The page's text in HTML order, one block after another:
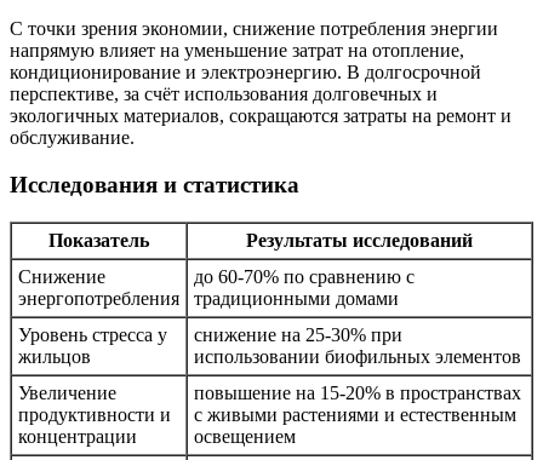
С точки зрения экономии, снижение потребления энергии
напрямую влияет на уменьшение затрат на отопление,
кондиционирование и электроэнергию. В долгосрочной
перспективе, за счёт использования долговечных и
экологичных материалов, сокращаются затраты на ремонт и
обслуживание.
Исследования и статистика
Показатель
Результаты исследований
Снижение
энергопотребления
до 60-70% по сравнению с
традиционными домами
Уровень стресса у
жильцов
снижение на 25-30% при
использовании биофильных элементов
Увеличение
продуктивности и
концентрации
повышение на 15-20% в пространствах
с живыми растениями и естественным
освещением